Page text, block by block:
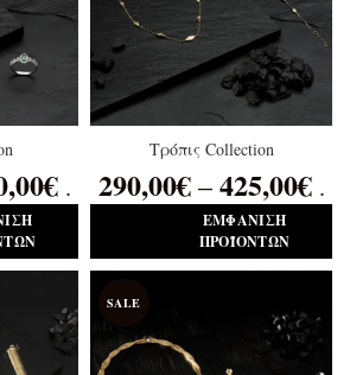
€ .
Τρόπις Collection
290,00€ – 425,00€ .
ΕΜΦΆΝΙΣΗ
ΠΡΟΪΌΝΤΩΝ
SALE